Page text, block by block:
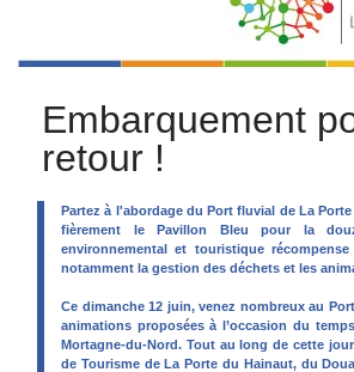
Embarquement
retour !
Partez à l'abordage du Port fluvial de La
fièrement le Pavillon Bleu pour la
environnemental et touristique
notamment la gestion des déchets et les
Ce dimanche 12 juin, venez nombreux au
animations proposées à l’occasion du
Mortagne-du-Nord. Tout au long de cette
de Tourisme de La Porte du Hainaut, du